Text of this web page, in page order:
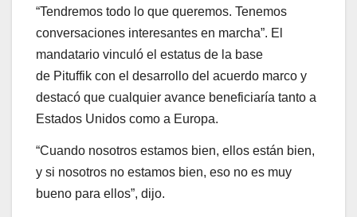
“Tendremos todo lo que queremos. Tenemos
conversaciones interesantes en marcha”. El
mandatario vinculó el estatus de la base
de Pituffik con el desarrollo del acuerdo marco y
destacó que cualquier avance beneficiaría tanto a
Estados Unidos como a Europa.
“Cuando nosotros estamos bien, ellos están bien,
y si nosotros no estamos bien, eso no es muy
bueno para ellos”, dijo.